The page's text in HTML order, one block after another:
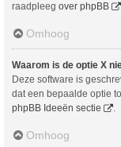
raadpleeg over phpBB
Omhoog
Waarom is de optie X
Deze software is
dat een bepaalde optie
phpBB Ideeën sectie
.
Omhoog